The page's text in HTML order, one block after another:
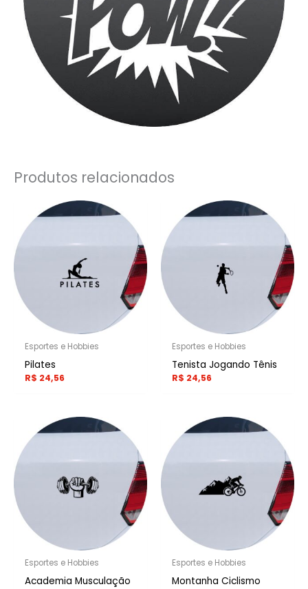
Produtos relacionados
Esportes e Hobbies
Pilates
R$ 24,56
Esportes e Hobbies
Tenista Jogando Tênis
R$ 24,56
Esportes e Hobbies
Academia Musculação
Esportes e Hobbies
Montanha Ciclismo